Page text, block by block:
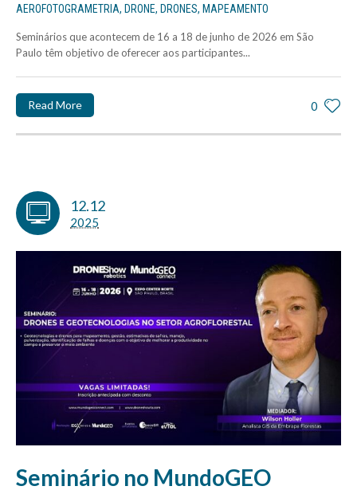
AEROFOTOGRAMETRIA, DRONE, DRONES, MAPEAMENTO
Seminários que acontecem de 16 a 18 de junho de 2026 em São
Paulo têm objetivo de oferecer aos participantes...
0
Read More
12.12
2025
Seminário no MundoGEO